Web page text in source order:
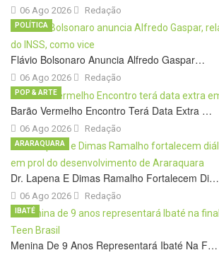
06 Ago 2026 Redação
Flávio Bolsonaro Anuncia Alfredo Gaspar…
06 Ago 2026
POLÍTICA
Redação
Barão Vermelho Encontro Terá Data Extra …
06 Ago 2026
POP & ARTE
Redação
Dr. Lapena E Dimas Ramalho Fortalecem Di…
06 Ago 2026
ARARAQUARA
Redação
Menina De 9 Anos Representará Ibaté Na F…
IBATÉ